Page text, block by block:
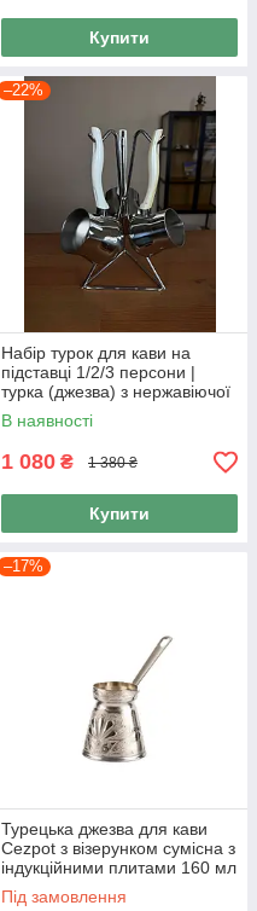
Купити
–22%
Набір турок для кави на
підставці 1/2/3 персони |
турка (джезва) з нержавіючої
сталі
В наявності
1 080 ₴ 1 380 ₴
Купити
–17%
Турецька джезва для кави
Cezpot з візерунком сумісна з
індукційними плитами 160 мл
колір Хром
Під замовлення